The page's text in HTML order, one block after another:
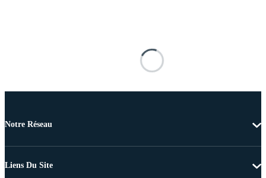
Notre Réseau
Liens Du Site